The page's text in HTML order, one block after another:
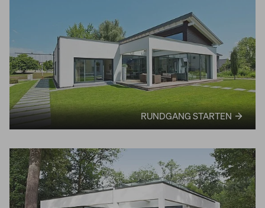
RUNDGANG STARTEN